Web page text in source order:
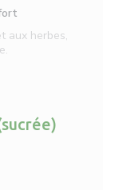
aux herbes,